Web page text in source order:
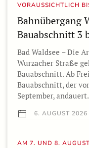
VORAUSSICHTLICH
Bahnübergang
Bauabschnitt 3
Bad Waldsee – Die
Wurzacher Straße
Bauabschnitt. Ab
Bauabschnitt, der
September, andauert.
6. AUGUST 2026
AM 7. UND 8.